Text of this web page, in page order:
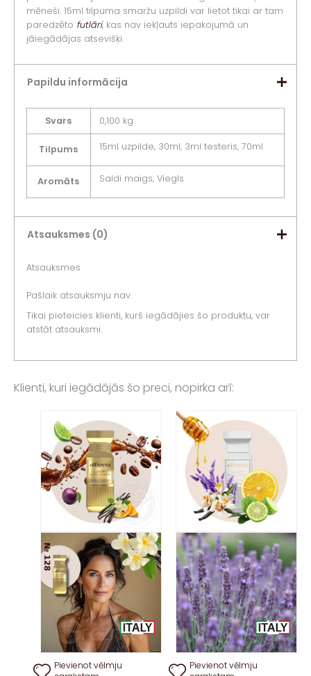
mēneši. 15ml tilpuma smaržu uzpildi var lietot tikai ar tam
paredzēto futlāri, kas nav iekļauts iepakojumā un
jāiegādājas atsevišķi.
Papildu informācija
Svars 0,100 kg
Tilpums 15ml uzpilde, 30ml, 3ml testeris, 70ml
Aromāts Saldi maigs, Viegls
Atsauksmes (0)
Atsauksmes
Pašlaik atsauksmju nav.
Tikai pieteicies klienti, kurš iegādājies šo produktu, var
atstāt atsauksmi.
Klienti, kuri iegādājās šo preci, nopirka arī:
Pievienot vēlmju
Pievienot vēlmju